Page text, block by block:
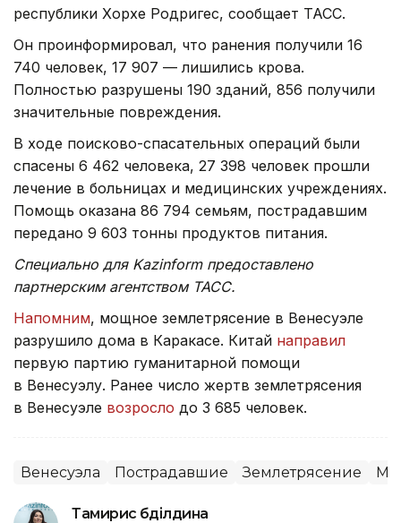
республики Хорхе Родригес, сообщает ТАСС.
Он проинформировал, что ранения получили 16
740 человек, 17 907 — лишились крова.
Полностью разрушены 190 зданий, 856 получили
значительные повреждения.
В ходе поисково-спасательных операций были
спасены 6 462 человека, 27 398 человек прошли
лечение в больницах и медицинских учреждениях.
Помощь оказана 86 794 семьям, пострадавшим
передано 9 603 тонны продуктов питания.
Специально для Kazinform предоставлено
партнерским агентством ТАСС.
Напомним, мощное землетрясение в Венесуэле
разрушило дома в Каракасе. Китай направил
первую партию гуманитарной помощи
в Венесуэлу. Ранее число жертв землетрясения
в Венесуэле возросло до 3 685 человек.
Венесуэла Пострадавшие Землетрясение
Тамирис Әбділдина